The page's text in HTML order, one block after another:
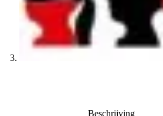
Beschrijving